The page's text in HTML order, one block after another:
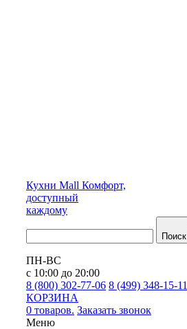
Кухни Mall Комфорт,
доступный
каждому
Поиск
ПН-ВС
с 10:00 до 20:00
8 (800) 302-77-06 8 (499) 348-15-11
КОРЗИНА
0 товаров. Заказать звонок
Меню